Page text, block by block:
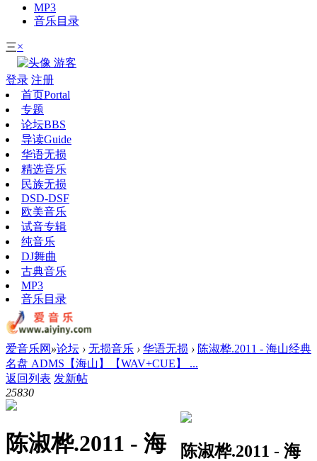
MP3
音乐目录
三×
游客
登录 注册
首页Portal
专题
论坛BBS
导读Guide
华语无损
精选音乐
民族无损
DSD-DSF
欧美音乐
试音专辑
纯音乐
DJ舞曲
古典音乐
MP3
音乐目录
爱音乐网 »论坛 › 无损音乐 › 华语无损 › 陈淑桦.2011 - 海山经典
名盘 ADMS【海山】【WAV+CUE】 ...
返回列表 发新帖
25830
陈淑桦.2011 - 海
陈淑桦.2011 - 海